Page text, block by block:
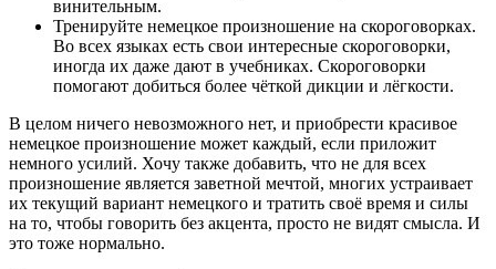
винительным.
Тренируйте немецкое произношение на скороговорках.
Во всех языках есть свои интересные скороговорки,
иногда их даже дают в учебниках. Скороговорки
помогают добиться более чёткой дикции и лёгкости.
В целом ничего невозможного нет, и приобрести красивое
немецкое произношение может каждый, если приложит
немного усилий. Хочу также добавить, что не для всех
произношение является заветной мечтой, многих устраивает
их текущий вариант немецкого и тратить своё время и силы
на то, чтобы говорить без акцента, просто не видят смысла. И
это тоже нормально.